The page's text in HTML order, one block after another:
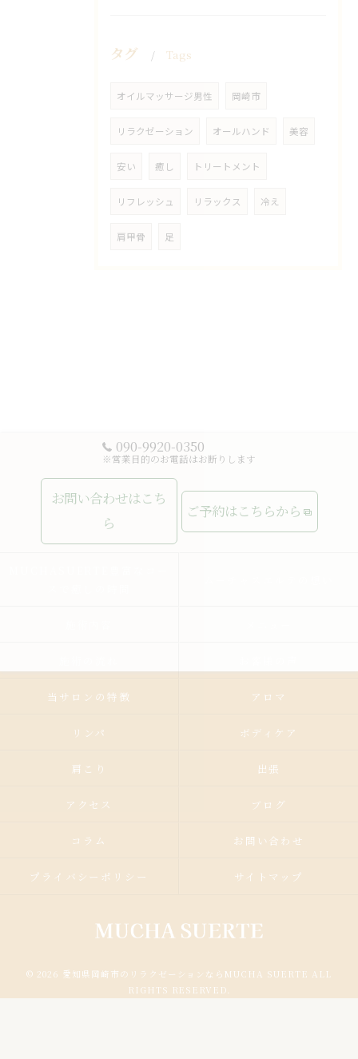
タグ Tags
オイルマッサージ男性 岡崎市
リラクゼーション オールハンド 美容
安い 癒し トリートメント
リフレッシュ リラックス 冷え
肩甲骨 足
090-9920-0350
※営業目的のお電話はお断りします
お問い合わせはこち
ら
ご予約はこちらから
当サロンの特徴 アロマ
リンパ ボディケア
肩こり 出張
アクセス ブログ
コラム お問い合わせ
プライバシーポリシー サイトマップ
© 2026 愛知県岡崎市のリラクゼーションならMUCHA SUERTE ALL
RIGHTS RESERVED.